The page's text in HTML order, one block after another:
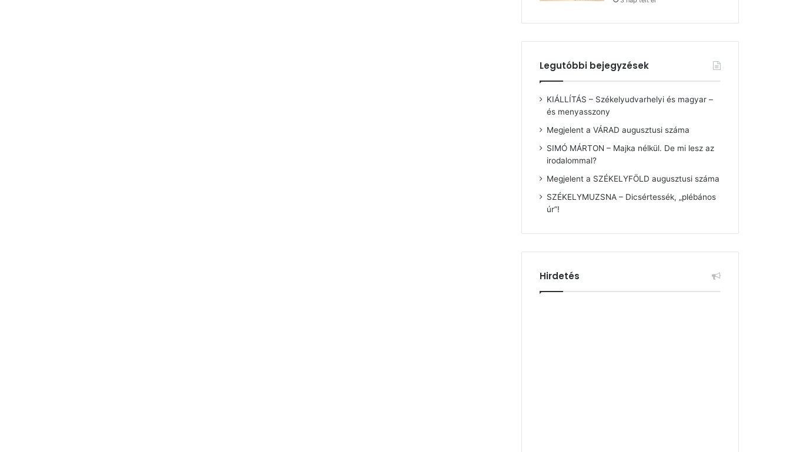
Legutóbbi bejegyzések
KIÁLLÍTÁS – Székelyudvarhelyi és magyar –
és menyasszony
Megjelent a VÁRAD augusztusi száma
SIMÓ MÁRTON – Majka nélkül. De mi lesz az
irodalommal?
Megjelent a SZÉKELYFÖLD augusztusi száma
SZÉKELYMUZSNA – Dicsértessék, „plébános
úr”!
Hirdetés